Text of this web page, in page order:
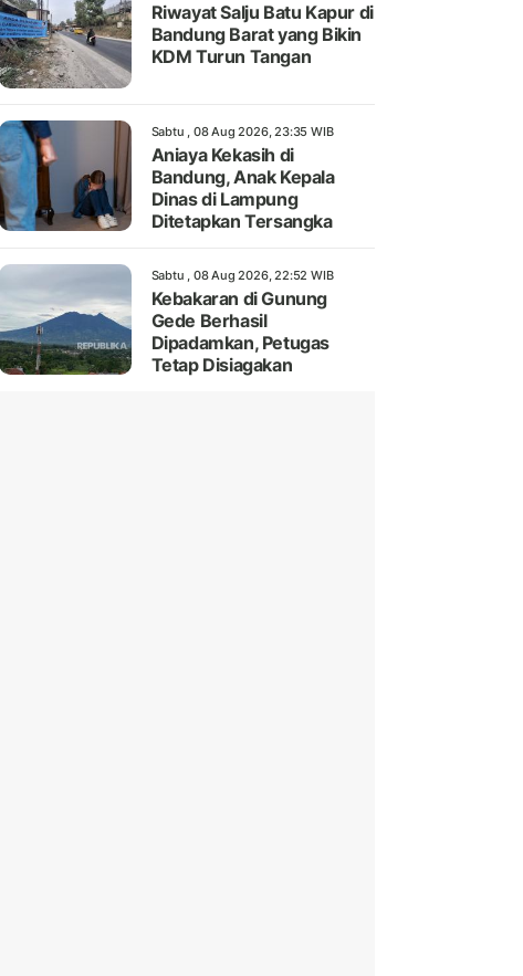
Riwayat Salju Batu Kapur di
Bandung Barat yang Bikin
KDM Turun Tangan
Sabtu , 08 Aug 2026, 23:35 WIB
Aniaya Kekasih di
Bandung, Anak Kepala
Dinas di Lampung
Ditetapkan Tersangka
Sabtu , 08 Aug 2026, 22:52 WIB
Kebakaran di Gunung
Gede Berhasil
Dipadamkan, Petugas
Tetap Disiagakan